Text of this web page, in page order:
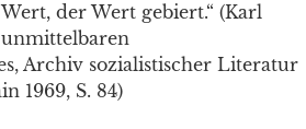
der Wert gebiert.“ (Karl
unmittelbaren
Archiv sozialistischer Literatur
1969, S. 84)